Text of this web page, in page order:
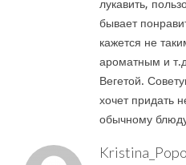
лукавить,
бывает
кажется не
ароматным и
Вегетой.
хочет придать
обычному